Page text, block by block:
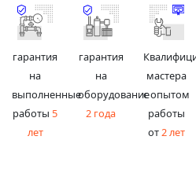
гарантия
на
выполненные
работы 5
лет
гарантия
на
оборудование
2 года
мастера
с опытом
работы
от2 лет